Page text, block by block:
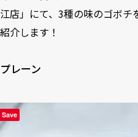
江店」にて、3種の味のゴボ
紹介します！
プレーン
Save